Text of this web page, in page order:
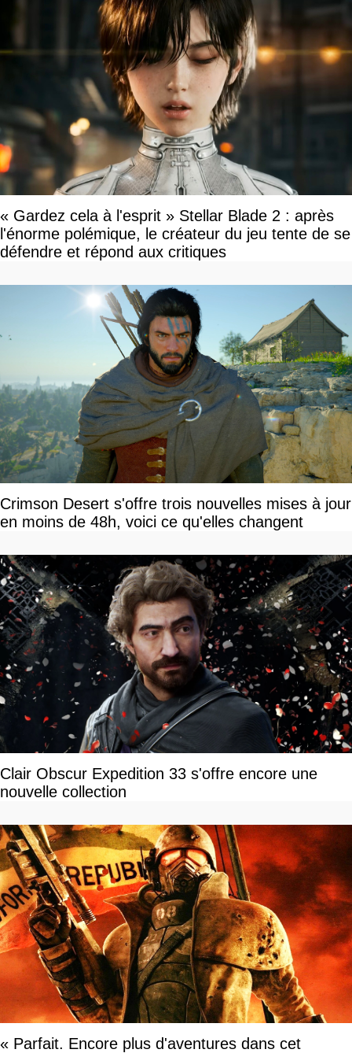
« Gardez cela à l'esprit » Stellar Blade 2 : après
l'énorme polémique, le créateur du jeu tente de se
défendre et répond aux critiques
Crimson Desert s'offre trois nouvelles mises à jour
en moins de 48h, voici ce qu'elles changent
Clair Obscur Expedition 33 s'offre encore une
nouvelle collection
« Parfait. Encore plus d'aventures dans cet